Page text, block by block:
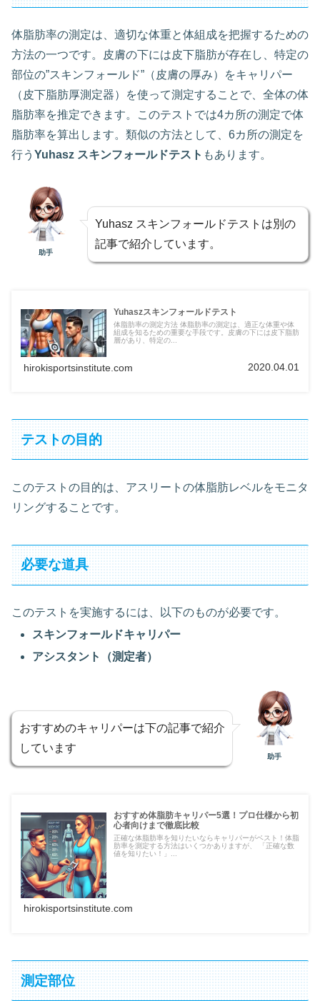
体脂肪率の測定は、適切な体重と体組成を把握するための
方法の一つです。皮膚の下には皮下脂肪が存在し、特定の
部位の”スキンフォールド”（皮膚の厚み）をキャリパー
（皮下脂肪厚測定器）を使って測定することで、全体の体
脂肪率を推定できます。このテストでは4カ所の測定で体
脂肪率を算出します。類似の方法として、6カ所の測定を
行う Yuhasz スキンフォールドテスト もあります。
助手
Yuhasz スキンフォールドテストは別の
記事で紹介しています。
Yuhaszスキンフォールドテスト
体脂肪率の測定方法 体脂肪率の測定は、適正な体重や体
組成を知るための重要な手段です。皮膚の下には皮下脂肪
層があり、特定の...
hirokisportsinstitute.com 2020.04.01
テストの目的
このテストの目的は、アスリートの体脂肪レベルをモニタ
リングすることです。
必要な道具
このテストを実施するには、以下のものが必要です。
スキンフォールドキャリパー
アシスタント（測定者）
おすすめのキャリパーは下の記事で紹介
しています
助手
おすすめ体脂肪キャリパー5選！プロ仕様から初
心者向けまで徹底比較
正確な体脂肪率を知りたいならキャリパーがベスト！体脂
肪率を測定する方法はいくつかありますが、 「正確な数
値を知りたい！」...
hirokisportsinstitute.com
測定部位